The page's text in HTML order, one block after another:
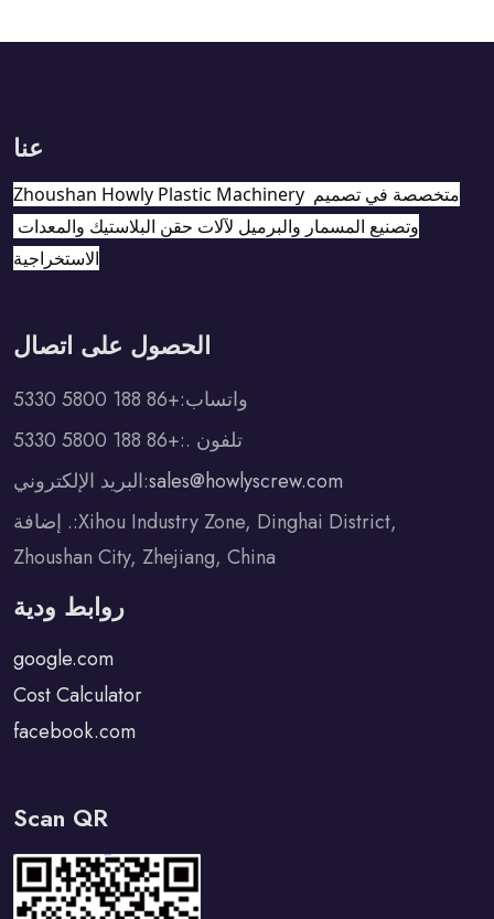
عنا
Zhoushan Howly Plastic Machinery متخصصة في تصميم
الاستخراجية
الحصول على اتصال
واتساب:+86 188 5800 5330
تلفون .:+86 188 5800 5330
البريد الإلكتروني:sales@howlyscrew.com
إضافة .:Xihou Industry Zone, Dinghai District,
Zhoushan City, Zhejiang, China
روابط ودية
google.com
Cost Calculator
facebook.com
Scan QR